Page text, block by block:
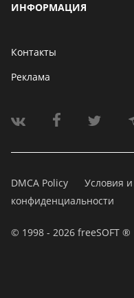
ИНФОРМАЦИЯ
Контакты
Реклама
DMCA Policy Условия
конфиденциальности
© 1998 - 2026 freeSOFT ®